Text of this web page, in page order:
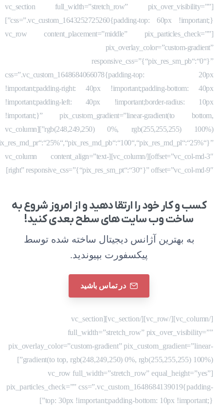
[vc_section full_width=”stretch_row” pix_over_visibility=””
css=”.vc_custom_1643252725260{padding-top: 60px !important;}”]
[vc_row content_placement=”middle” pix_particles_check=””
pix_overlay_color=”custom-gradient”
responsive_css=”{“pix_res_sm_pb“:“0“}”
css=”.vc_custom_1648684066078{padding-top: 20px
!important;padding-right: 40px !important;padding-bottom: 40px
!important;padding-left: 40px !important;border-radius: 10px
!important;}” pix_custom_gradient=”linear-gradient(to bottom,
rgb(248,249,250) 0%, rgb(255,255,255) 100%)”][vc_column
offset=”vc_col-md-3″][/vc_column][vc_column content_align=”text-
right” responsive_css=”{“pix_res_sm_pt“:“30“}” offset=”vc_col-md-9″]
کسب و کار خود را ارتقا دهید و از امروز شروع به
ساخت وب سایت های سطح بعدی کنید!
به بهترین آژانس دیجیتال ساخته شده توسط
پیکسفورت بپیوندید.
در تماس باشید
[/vc_column][/vc_row][/vc_section][vc_section
full_width=”stretch_row” pix_over_visibility=””
pix_overlay_color=”custom-gradient” pix_custom_gradient=”linear-
gradient(to top, rgb(248,249,250) 0%, rgb(255,255,255) 100%)”]
[vc_row full_width=”stretch_row” equal_height=”yes”
pix_particles_check=”” css=”.vc_custom_1648684139019{padding-
top: 30px !important;padding-bottom: 10px !important;}”]